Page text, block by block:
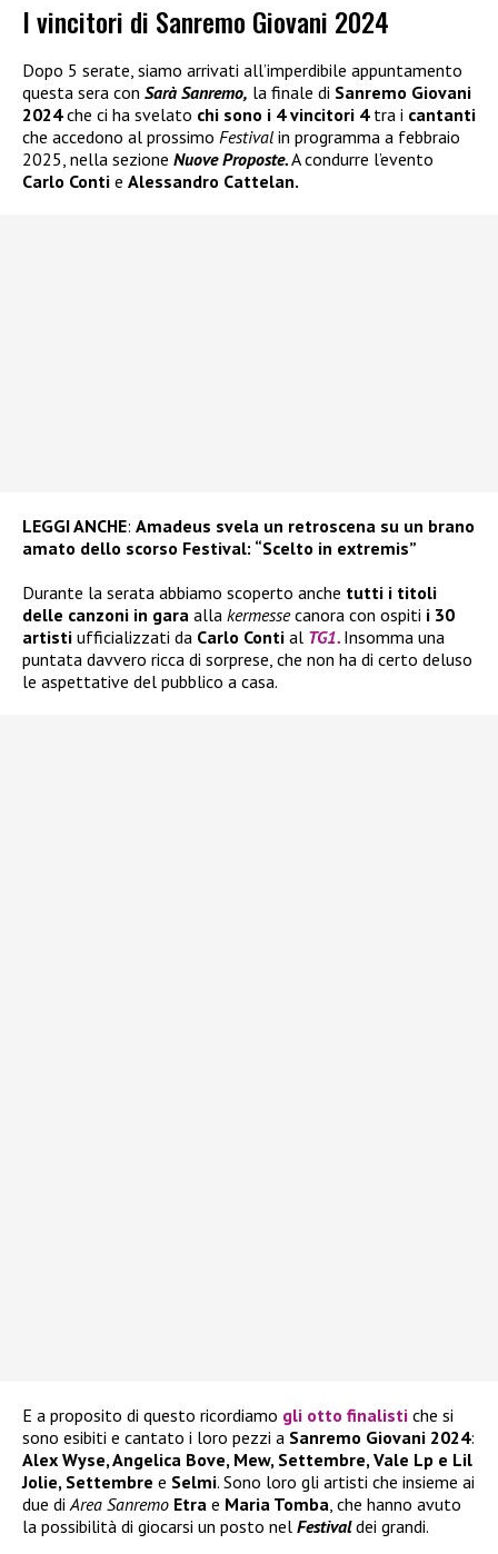
I vincitori di Sanremo Giovani 2024
Dopo 5 serate, siamo arrivati all’imperdibile appuntamento
questa sera con Sarà Sanremo, la finale di Sanremo Giovani
2024che ci ha svelato chi sono i 4 vincitori 4 tra i cantanti
che accedono al prossimo Festival in programma a febbraio
2025, nella sezione Nuove Proposte.A condurre l’evento
Carlo Conti e Alessandro Cattelan.
LEGGI ANCHE: Amadeus svela un retroscena su un brano
amato dello scorso Festival: “Scelto in extremis”
Durante la serata abbiamo scoperto anche tutti i titoli
delle canzoni in gara alla kermessecanora con ospiti i 30
artisti ufficializzati da Carlo Conti al TG1. Insomma una
puntata davvero ricca di sorprese, che non ha di certo deluso
le aspettative del pubblico a casa.
E a proposito di questo ricordiamo gli otto finalisti che si
sono esibiti e cantato i loro pezzi a Sanremo Giovani 2024:
Alex Wyse, Angelica Bove, Mew, Settembre, Vale Lp e Lil
Jolie, Settembre e Selmi. Sono loro gli artisti che insieme ai
due diArea Sanremo Etra e Maria Tomba, che hanno avuto
la possibilità di giocarsi un posto nel Festivaldei grandi.